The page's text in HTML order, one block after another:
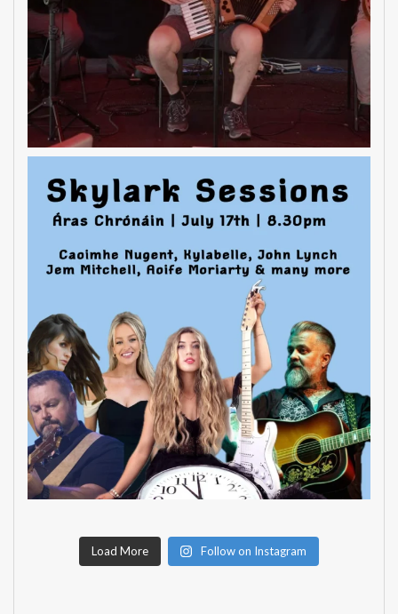
Load More Follow on Instagram